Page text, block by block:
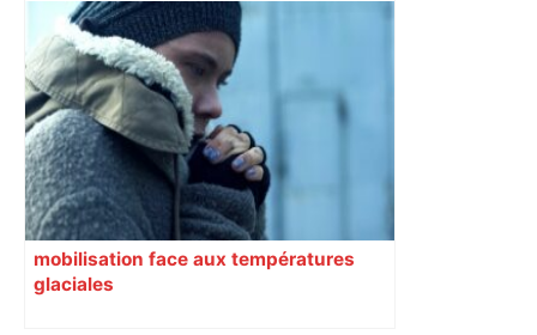
revendiquant surtout son art du jeu en
mouvement, vif et spectaculaire.
Décryptage. Série (4 / 10)
mobilisation face aux températures
glaciales